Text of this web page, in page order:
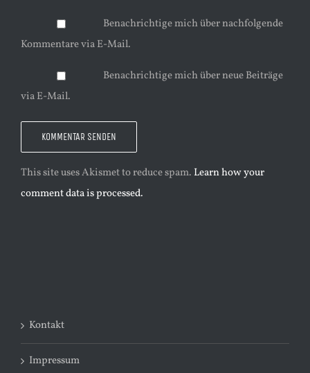
Benachrichtige mich über nachfolgende
Kommentare via E-Mail.
Benachrichtige mich über neue Beiträge
via E-Mail.
This site uses Akismet to reduce spam. Learn how your
comment data is processed.
Kontakt
Impressum